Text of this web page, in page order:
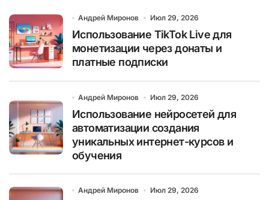
Андрей Миронов Июл 29, 2026
Использование TikTok Live для
монетизации через донаты и
платные подписки
Андрей Миронов Июл 29, 2026
Использование нейросетей для
автоматизации создания
уникальных интернет-курсов и
обучения
Андрей Миронов Июл 29, 2026